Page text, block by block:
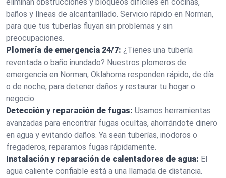
baños y líneas de alcantarillado. Servicio rápido en Norman,
para que tus tuberías fluyan sin problemas y sin
preocupaciones.
Plomería de emergencia 24/7: ¿Tienes una tubería
reventada o baño inundado? Nuestros plomeros de
emergencia en Norman, Oklahoma responden rápido, de día
o de noche, para detener daños y restaurar tu hogar o
negocio.
Detección y reparación de fugas: Usamos herramientas
avanzadas para encontrar fugas ocultas, ahorrándote dinero
en agua y evitando daños. Ya sean tuberías, inodoros o
fregaderos, reparamos fugas rápidamente.
Instalación y reparación de calentadores de agua: El
agua caliente confiable está a una llamada de distancia.